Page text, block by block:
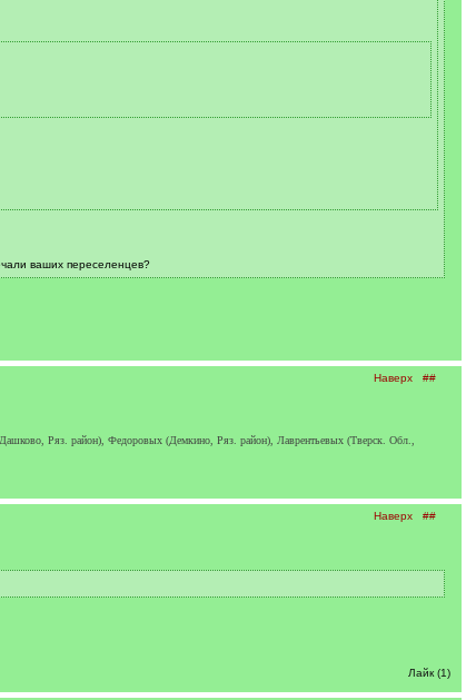
ваших переселенцев?
Наверх ##
Ряз. район), Федоровых (Демкино, Ряз. район), Лаврентьевых (Тверск. Обл.,
Наверх ##
Лайк (1)